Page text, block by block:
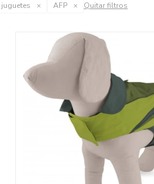
AFP Quitar filtros